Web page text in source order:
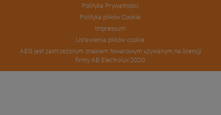
Polityka Prywatności
Polityka plików Cookie
Impressum
Ustawienia plików cookie
AEG jest zastrzeżonym znakiem towarowym używanym na licencji
firmy AB Electrolux 2020